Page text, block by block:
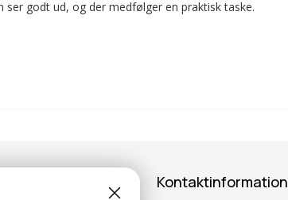
ser godt ud, og der medfølger en praktisk taske.
Kontaktinformation